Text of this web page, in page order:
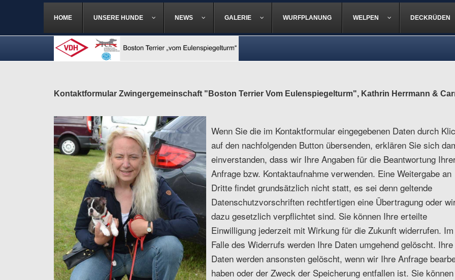
HOME UNSERE HUNDE NEWS GALERIE WURFPLANUNG WELPEN DECKRÜDEN
Kontaktformular Zwingergemeinschaft "Boston Terrier Vom Eulenspiegelturm", Kathrin Herrmann &
Wenn Sie die im Kontaktformular eingegebenen Daten durch
auf den nachfolgenden Button übersenden, erklären Sie sich
einverstanden, dass wir Ihre Angaben für die Beantwortung
Anfrage bzw. Kontaktaufnahme verwenden. Eine Weitergabe an
Dritte findet grundsätzlich nicht statt, es sei denn geltende
Datenschutzvorschriften rechtfertigen eine Übertragung oder
dazu gesetzlich verpflichtet sind. Sie können Ihre erteilte
Einwilligung jederzeit mit Wirkung für die Zukunft widerrufen. Im
Falle des Widerrufs werden Ihre Daten umgehend gelöscht. Ihre
Daten werden ansonsten gelöscht, wenn wir Ihre Anfrage
haben oder der Zweck der Speicherung entfallen ist. Sie können